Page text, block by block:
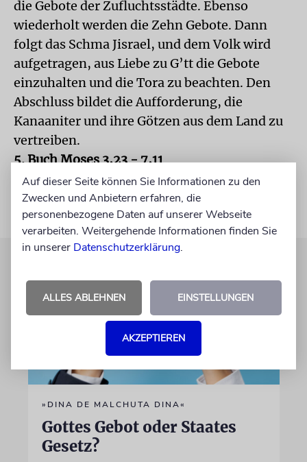
die Gebote der Zufluchtsstädte. Ebenso
wiederholt werden die Zehn Gebote. Dann
folgt das Schma Jisrael, und dem Volk wird
aufgetragen, aus Liebe zu G’tt die Gebote
einzuhalten und die Tora zu beachten. Den
Abschluss bildet die Aufforderung, die
Kanaaniter und ihre Götzen aus dem Land zu
vertreiben.
5. Buch Moses 3,23 - 7,11
»DINA DE MALCHUTA DINA«
Gottes Gebot oder Staates
Gesetz?
Auf dieser Seite können Sie Informationen zu den
Zwecken und Anbietern erfahren, die
personenbezogene Daten auf unserer Webseite
verarbeiten. Weitergehende Informationen finden Sie
in unserer Datenschutzerklärung.
ALLES ABLEHNEN EINSTELLUNGEN
AKZEPTIEREN